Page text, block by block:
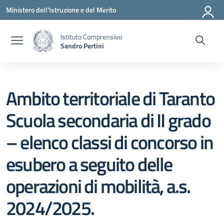
Vai ai contenuti
Vai al menu di navigazione
Vai al footer
Ministero dell'Istruzione e del Merito
Istituto Comprensivo
Sandro Pertini
Ambito territoriale di Taranto
Scuola secondaria di II grado
– elenco classi di concorso in
esubero a seguito delle
operazioni di mobilità, a.s.
2024/2025.